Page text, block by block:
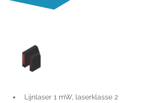
Lijnlaser 1 mW, laserklasse 2